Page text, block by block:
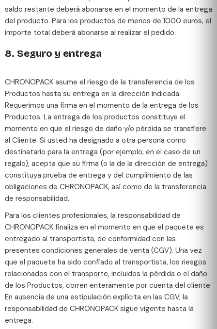
saldo restante deberá abonarse en el momento de la entrega
del producto. Para los productos de menos de 1000 euros, el
importe total deberá abonarse al realizar el pedido.
8. Seguro y entrega
CHRONOPACK asume el riesgo de la transferencia de los
Productos hasta su entrega en la dirección indicada.
Requerimos una firma en el momento de la entrega de los
Productos. La entrega de los productos constituye el
momento en que el riesgo de daño y/o pérdida se transfiere
al Cliente. Si usted ha designado a otra persona como
destinatario para la entrega (por ejemplo, en el caso de un
regalo), acepta que su firma (o la de la dirección de entrega)
constituya prueba de entrega y del cumplimiento de las
obligaciones de CHRONOPACK, así como de la transferencia
de responsabilidad.
Para los clientes profesionales, la responsabilidad de
CHRONOPACK finaliza en el momento en que el paquete es
entregado al transportista, de conformidad con las
presentes condiciones generales de venta (CGV). Una vez
que el paquete ha sido confiado al transportista, los riesgos
relacionados con el transporte, incluidos la pérdida o el daño
de los Productos, corren enteramente por cuenta del cliente.
En ausencia de una estipulación explícita en las CGV, la
responsabilidad de CHRONOPACK sigue vigente hasta la
entrega.